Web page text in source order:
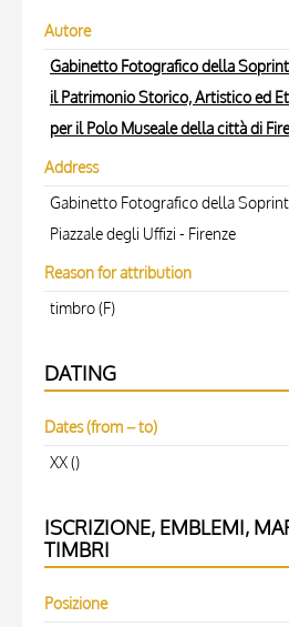
Autore
Gabinetto Fotografico della
il Patrimonio Storico, Artistico ed
per il Polo Museale della città di
Address
Gabinetto Fotografico della
Piazzale degli Uffizi - Firenze
Reason for attribution
timbro (F)
DATING
Dates (from – to)
XX ()
ISCRIZIONE, EMBLEMI,
TIMBRI
Posizione